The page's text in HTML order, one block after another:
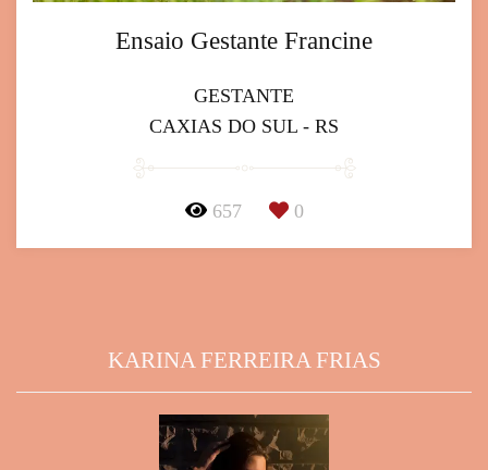
Ensaio Gestante Francine
GESTANTE
CAXIAS DO SUL - RS
657 0
KARINA FERREIRA FRIAS